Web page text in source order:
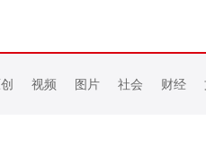
视频 图片 社会 财经